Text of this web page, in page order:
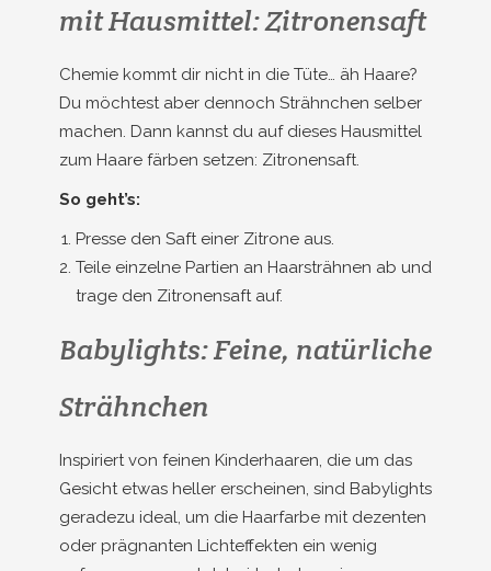
mit Hausmittel: Zitronensaft
Chemie kommt dir nicht in die Tüte… äh Haare?
Du möchtest aber dennoch Strähnchen selber
machen. Dann kannst du auf dieses Hausmittel
zum Haare färben setzen: Zitronensaft.
So geht’s:
Presse den Saft einer Zitrone aus.
Teile einzelne Partien an Haarsträhnen ab und
trage den Zitronensaft auf.
Babylights: Feine, natürliche
Strähnchen
Inspiriert von feinen Kinderhaaren, die um das
Gesicht etwas heller erscheinen, sind Babylights
geradezu ideal, um die Haarfarbe mit dezenten
oder prägnanten Lichteffekten ein wenig